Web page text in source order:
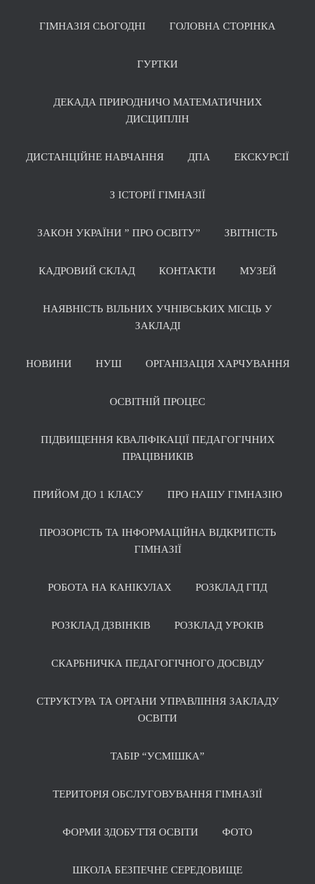
ГІМНАЗІЯ СЬОГОДНІ ГОЛОВНА СТОРІНКА
ГУРТКИ
ДЕКАДА ПРИРОДНИЧО МАТЕМАТИЧНИХ
ДИСЦИПЛІН
ДИСТАНЦІЙНЕ НАВЧАННЯ ДПА ЕКСКУРСІЇ
З ІСТОРІЇ ГІМНАЗІЇ
ЗАКОН УКРАЇНИ ” ПРО ОСВІТУ” ЗВІТНІСТЬ
КАДРОВИЙ СКЛАД КОНТАКТИ МУЗЕЙ
НАЯВНІСТЬ ВІЛЬНИХ УЧНІВСЬКИХ МІСЦЬ У
ЗАКЛАДІ
НОВИНИ НУШ ОРГАНІЗАЦІЯ ХАРЧУВАННЯ
ОСВІТНІЙ ПРОЦЕС
ПІДВИЩЕННЯ КВАЛІФІКАЦІЇ ПЕДАГОГІЧНИХ
ПРАЦІВНИКІВ
ПРИЙОМ ДО 1 КЛАСУ ПРО НАШУ ГІМНАЗІЮ
ПРОЗОРІСТЬ ТА ІНФОРМАЦІЙНА ВІДКРИТІСТЬ
ГІМНАЗІЇ
РОБОТА НА КАНІКУЛАХ РОЗКЛАД ГПД
РОЗКЛАД ДЗВІНКІВ РОЗКЛАД УРОКІВ
СКАРБНИЧКА ПЕДАГОГІЧНОГО ДОСВІДУ
СТРУКТУРА ТА ОРГАНИ УПРАВЛІННЯ ЗАКЛАДУ
ОСВІТИ
ТАБІР “УСМІШКА”
ТЕРИТОРІЯ ОБСЛУГОВУВАННЯ ГІМНАЗІЇ
ФОРМИ ЗДОБУТТЯ ОСВІТИ ФОТО
ШКОЛА БЕЗПЕЧНЕ СЕРЕДОВИЩЕ